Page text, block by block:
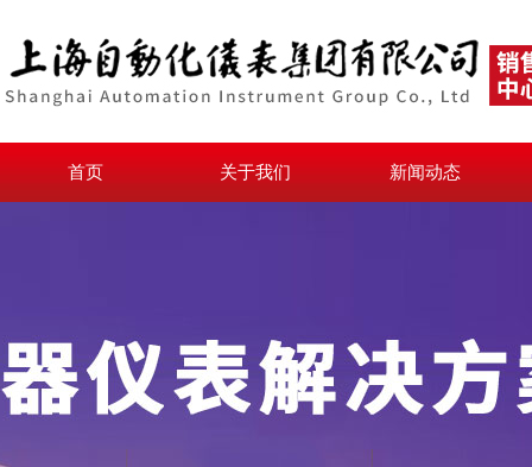
首页 关于我们 新闻动态